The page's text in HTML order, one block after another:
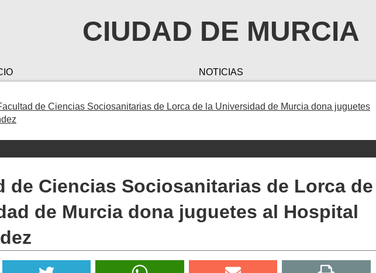
CIUDAD DE MURCIA
NOTICIAS
de Ciencias Sociosanitarias de Lorca de la Universidad de Murcia dona juguetes
de Ciencias Sociosanitarias de Lorca de
de Murcia dona juguetes al Hospital